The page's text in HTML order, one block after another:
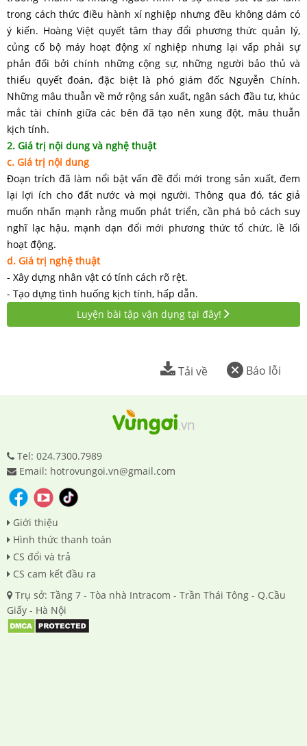
trong cách thức điều hành xí nghiệp nhưng đều không dám có
ý kiến. Hoàng Việt quyết tâm thay đổi phương thức quản lý,
củng cố bộ máy hoạt động xí nghiệp nhưng lại vấp phải sự
phản đối bởi chính những cộng sự, những người bảo thủ và
thiếu quyết đoán, đặc biệt là phó giám đốc Nguyễn Chính.
Những mâu thuẫn về mở rộng sản xuất, ngân sách đầu tư, khúc
mắc tài chính giữa các bên đã tạo nên xung đột, mâu thuẫn
kịch tính.
2. Giá trị nội dung và nghệ thuật
c. Giá trị nội dung
Đoạn trích đã làm nổi bật vấn đề đổi mới trong sản xuất, đem
lại lợi ích cho đất nước và mọi người. Thông qua đó, tác giả
muốn nhấn mạnh rằng muốn phát triển, cần phá bỏ cách suy
nghĩ lạc hậu, mạnh dạn đổi mới phương thức tổ chức, lề lối
hoạt động.
d. Giá trị nghệ thuật
- Xây dựng nhân vật có tính cách rõ rệt.
- Tạo dựng tình huống kịch tính, hấp dẫn.
Luyện bài tập vận dụng tại đây!
Báo lỗi
Tải về
Tel: 024.7300.7989
Email: hotrovungoi.vn@gmail.com
Giới thiệu
Hình thức thanh toán
CS đổi và trả
CS cam kết đầu ra
Trụ sở: Tầng 7 - Tòa nhà Intracom - Trần Thái Tông - Q.Cầu
Giấy - Hà Nội